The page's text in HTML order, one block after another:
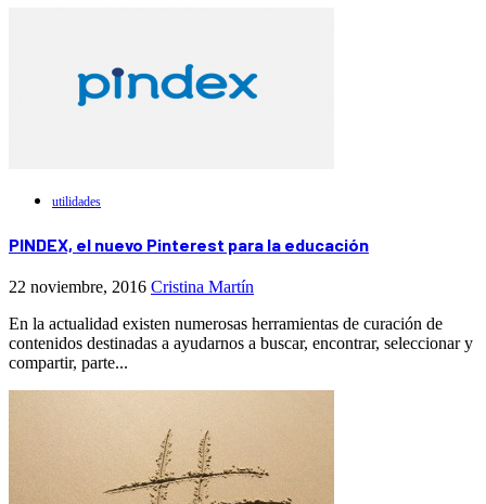
utilidades
PINDEX, el nuevo Pinterest para la educación
22 noviembre, 2016 Cristina Martín
En la actualidad existen numerosas herramientas de curación de
contenidos destinadas a ayudarnos a buscar, encontrar, seleccionar y
compartir, parte...